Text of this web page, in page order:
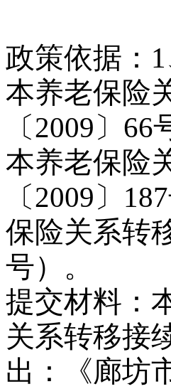
政策依据： 1
本养老保险
〔2009〕 66
本养老保险
〔2009〕 187
保险关系转
号）。
提交材料：
关系转移接
出：《廊坊